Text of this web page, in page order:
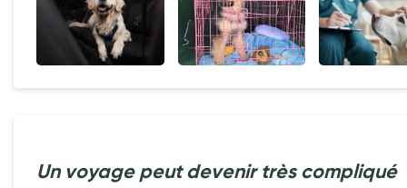
Un voyage peut devenir très compliqué